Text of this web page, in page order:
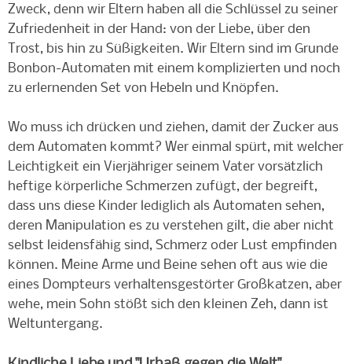
Zweck, denn wir Eltern haben all die Schlüssel zu seiner
Zufriedenheit in der Hand: von der Liebe, über den
Trost, bis hin zu Süßigkeiten. Wir Eltern sind im Grunde
Bonbon-Automaten mit einem komplizierten und noch
zu erlernenden Set von Hebeln und Knöpfen.
Wo muss ich drücken und ziehen, damit der Zucker aus
dem Automaten kommt? Wer einmal spürt, mit welcher
Leichtigkeit ein Vierjähriger seinem Vater vorsätzlich
heftige körperliche Schmerzen zufügt, der begreift,
dass uns diese Kinder lediglich als Automaten sehen,
deren Manipulation es zu verstehen gilt, die aber nicht
selbst leidensfähig sind, Schmerz oder Lust empfinden
können. Meine Arme und Beine sehen oft aus wie die
eines Dompteurs verhaltensgestörter Großkatzen, aber
wehe, mein Sohn stößt sich den kleinen Zeh, dann ist
Weltuntergang.